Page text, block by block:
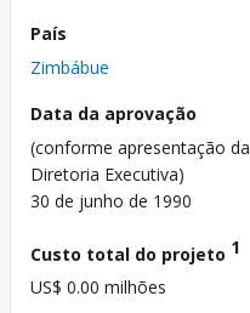
País
Zimbábue
Data da aprovação
(conforme apresentação da
Diretoria Executiva)
30 de junho de 1990
Custo total do projeto 1
US$ 0.00 milhões